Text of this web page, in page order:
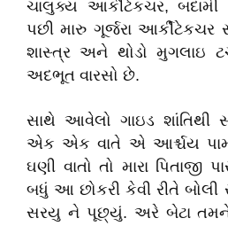
ચાલુક્ય આર્કીટેકચર,
પછી મારુ ગૂર્જરા આર્કીટેકચર
શાસ્ત્ર અને થોડો મુગલાઇ
અદભૂત વારસો છે.
સાથે આવેલો ગાઇડ શાંતિથી
એક એક વાતે એ આર્શ્ચય
ઘણી વાતો તો મારા પિતાજી
બધું આ છોકરી કેવી રીતે
સરયુ ને પૂછ્યું. અરે બેટા તમને